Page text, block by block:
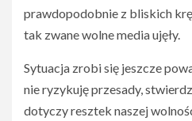
prawdopodobnie z bliskich
tak zwane wolne media ujęły.
Sytuacja zrobi się jeszcze
nie ryzykuję przesady,
dotyczy resztek naszej